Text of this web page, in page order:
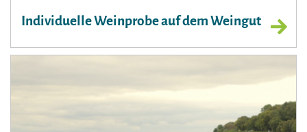
Individuelle Weinprobe auf dem Weingut